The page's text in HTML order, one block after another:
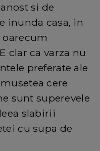
si de
inunda casa, in
clar ca varza nu
preferate ale
cere
sunt superevele
slabirii
cu supa de